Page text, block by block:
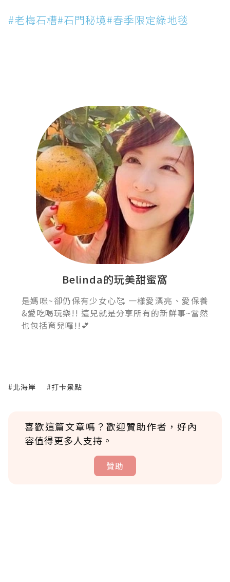
#老梅石槽#石門秘境#春季限定綠地毯
Belinda的玩美甜蜜窩
是媽咪~卻仍保有少女心🥰 一樣愛漂亮、愛保養
&愛吃喝玩樂!! 這兒就是分享所有的新鮮事~當然
也包括育兒囉!!💕
#北海岸 #打卡景點
喜歡這篇文章嗎？歡迎贊助作者，好內
容值得更多人支持。
贊助